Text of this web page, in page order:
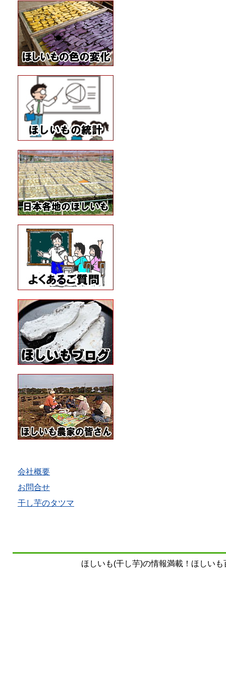
会社概要
お問合せ
干し芋のタツマ
ほしいも(干し芋)の情報満載！ほしい